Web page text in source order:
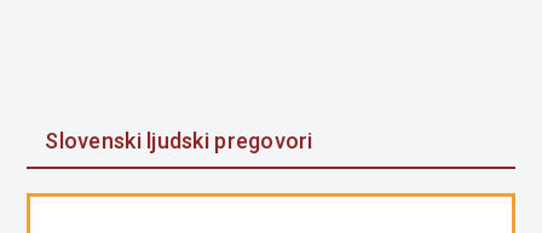
Slovenski ljudski pregovori